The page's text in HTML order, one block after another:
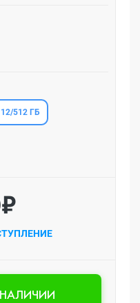
12/512 ГБ